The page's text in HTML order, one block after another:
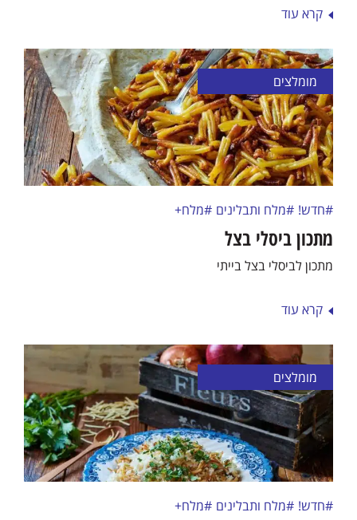
קרא עוד
מומלצים
#חדש! #מלח ותבלינים #מלח+
מתכון ביסלי בצל
מתכון לביסלי בצל בייתי
קרא עוד
מומלצים
#חדש! #מלח ותבלינים #מלח+